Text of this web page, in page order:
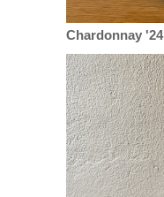
Chardonnay '24